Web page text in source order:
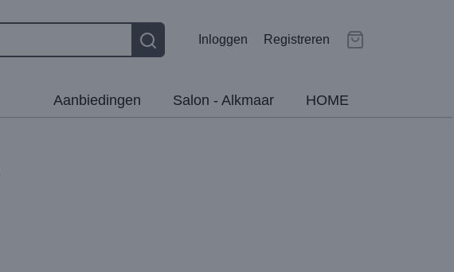
Inloggen Registreren
HOME
Salon - Alkmaar
Aanbiedingen